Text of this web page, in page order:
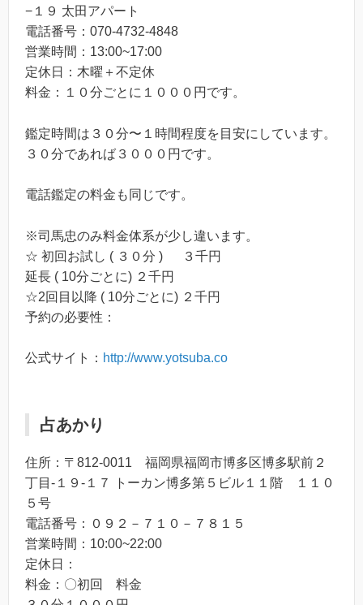
−１９ 太田アパート
電話番号：070-4732-4848
営業時間：13:00~17:00
定休日：木曜＋不定休
料金：１０分ごとに１０００円です。
鑑定時間は３０分〜１時間程度を目安にしています。
３０分であれば３０００円です。
電話鑑定の料金も同じです。
※司馬忠のみ料金体系が少し違います。
☆ 初回お試し ( ３０分 ) ３千円
延長 ( 10分ごとに) ２千円
☆2回目以降 ( 10分ごとに) ２千円
予約の必要性：
公式サイト： http://www.yotsuba.co
占あかり
住所：〒812-0011 福岡県福岡市博多区博多駅前２
丁目-１９-１７ トーカン博多第５ビル１１階 １１０
５号
電話番号：０９２－７１０－７８１５
営業時間：10:00~22:00
定休日：
料金：〇初回 料金